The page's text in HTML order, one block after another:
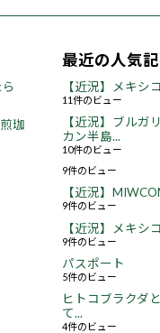
珈
最近の人気
【近況】メキシ
11件のビュー
【近況】ブルガ
カン半島...
10件のビュー
9件のビュー
【近況】
9件のビュー
【近況】メキシ
9件のビュー
パスポート
5件のビュー
ヒトコブラクダ
て...
4件のビュー